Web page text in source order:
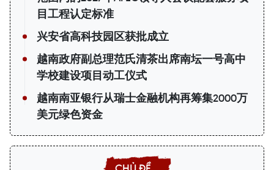
目工程认定标准
兴安省高科技园区获批成立
越南政府副总理范氏清茶出席南坛一号高中
学校建设项目动工仪式
越南南亚银行从瑞士金融机构再筹集2000万
美元绿色资金